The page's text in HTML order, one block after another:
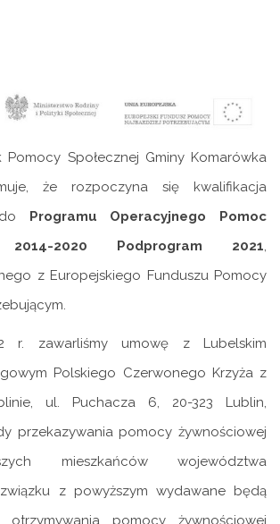
Pomocy Społecznej Gminy Komarówka
że rozpoczyna się kwalifikacja
Programu Operacyjnego Pomoc
2014-2020 Podprogram 2021,
z Europejskiego Funduszu Pomocy
r. zawarliśmy umowę z Lubelskim
Polskiego Czerwonego Krzyża z
ul. Puchacza 6, 20-323 Lublin,
przekazywania pomocy żywnościowej
mieszkańców województwa
z powyższym wydawane będą
pomocy żywnościowej